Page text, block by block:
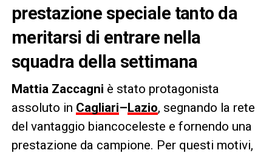
prestazione speciale tanto da
meritarsi di entrare nella
squadra della settimana
Mattia Zaccagni è stato protagonista
assoluto in Cagliari–Lazio, segnando la rete
del vantaggio biancoceleste e fornendo una
prestazione da campione. Per questi motivi,